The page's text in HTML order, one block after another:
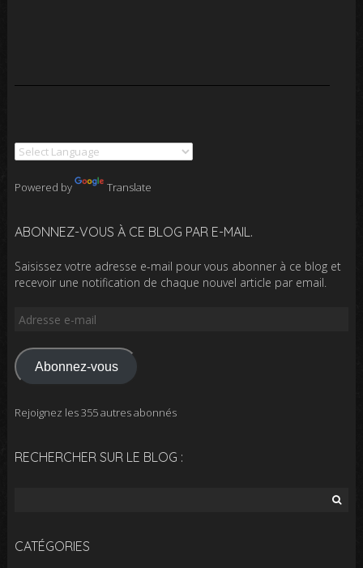
Powered by Translate
ABONNEZ-VOUS À CE BLOG PAR E-MAIL.
Saisissez votre adresse e-mail pour vous abonner à ce blog et
recevoir une notification de chaque nouvel article par email.
Adresse
mail
Abonnez-vous
Rejoignez les 355 autres abonnés
RECHERCHER SUR LE BLOG :
CATÉGORIES